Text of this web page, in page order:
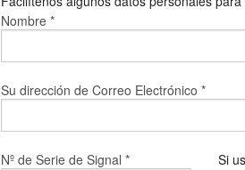
Nombre *
Su dirección de Correo Electrónico *
Nº de Serie de Signal * Si